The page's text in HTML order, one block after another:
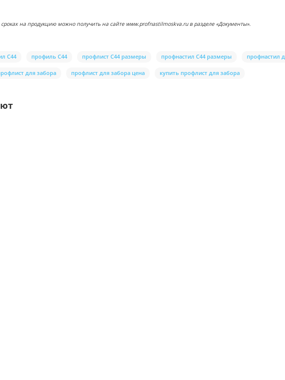
на продукцию можно получить на сайте www.profnastilmoskva.ru в разделе «Документы».
С44 профиль С44 профлист С44 размеры профнастил С44 размеры профнастил
для забора профлист для забора цена купить профлист для забора